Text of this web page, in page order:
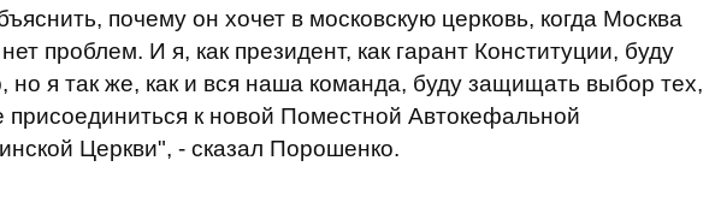
почему он хочет в московскую церковь, когда Москва
проблем. И я, как президент, как гарант Конституции, буду
я так же, как и вся наша команда, буду защищать выбор тех,
присоединиться к новой Поместной Автокефальной
Церкви", - сказал Порошенко.